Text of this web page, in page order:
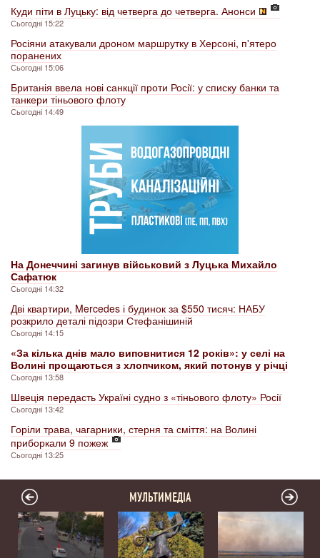
Куди піти в Луцьку: від четверга до четверга. Анонси
Сьогодні 15:22
Росіяни атакували дроном маршрутку в Херсоні, п'ятеро
поранених
Сьогодні 15:06
Британія ввела нові санкції проти Росії: у списку банки та
танкери тіньового флоту
Сьогодні 14:49
На Донеччині загинув військовий з Луцька Михайло
Сафатюк
Сьогодні 14:32
Дві квартири, Mercedes і будинок за $550 тисяч: НАБУ
розкрило деталі підозри Стефанішиній
Сьогодні 14:15
«За кілька днів мало виповнитися 12 років»: у селі на
Волині прощаються з хлопчиком, який потонув у річці
Сьогодні 13:58
Швеція передасть Україні судно з «тіньового флоту» Росії
Сьогодні 13:42
Горіли трава, чагарники, стерня та сміття: на Волині
приборкали 9 пожеж
Сьогодні 13:25
МУЛЬТИМЕДІА